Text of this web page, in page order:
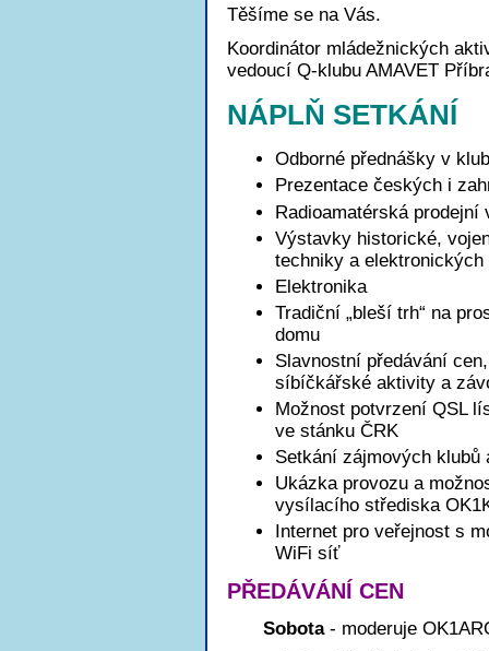
Těšíme se na Vás.
Koordinátor mládežnických
vedoucí Q-klubu AMAVET
NÁPLŇ SETKÁNÍ
Odborné přednášky v
Prezentace českých i
Radioamatérská
Výstavky historické,
techniky a elektronických
Elektronika
Tradiční „bleší trh“ na
domu
Slavnostní předávání
síbíčkářské aktivity a
Možnost potvrzení QSL
ve stánku ČRK
Setkání zájmových klubů
Ukázka provozu a
vysílacího střediska
Internet pro veřejnost s
WiFi síť
PŘEDÁVÁNÍ CEN
Sobota- moderuje